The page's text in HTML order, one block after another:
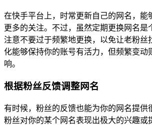
在快手平台上，时常更新自己的网名，能
更多的关注。不过，虽然定期更换网名是
注意不要过于频繁地更换，以免让老粉丝
化能够保持你的账号有活力，但频繁变动
响。
根据粉丝反馈调整网名
有时候，粉丝的反馈也能为你的网名提供
粉丝对你的某个网名表现出极大的兴趣或